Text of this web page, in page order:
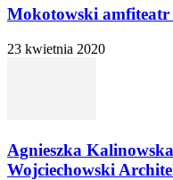
Mokotowski amfiteatr
23 kwietnia 2020
Agnieszka
Wojciechowski